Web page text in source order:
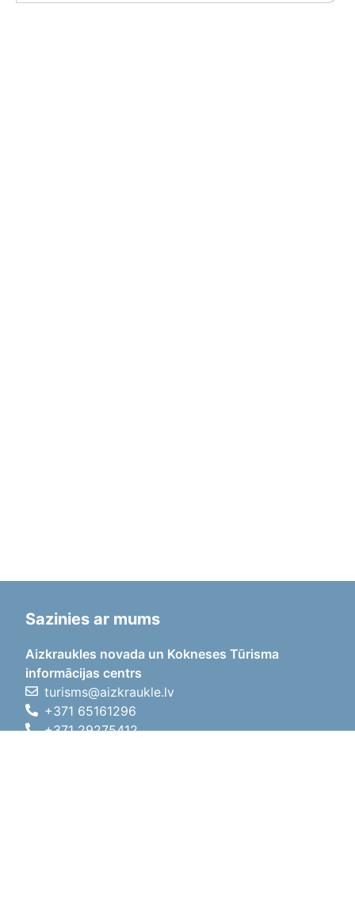
Sazinies ar mums
Aizkraukles novada un Kokneses Tūrisma
informācijas centrs
turisms@aizkraukle.lv
+371 65161296
+371 29275412